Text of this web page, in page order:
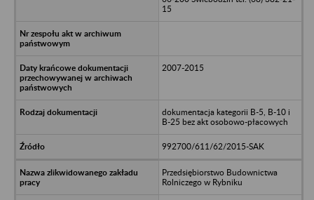
15
2007-2015
dokumentacja kategorii B-5, B-10 i
B-25 bez akt osobowo-płacowych
992700/611/62/2015-SAK
Przedsiębiorstwo Budownictwa
Rolniczego w Rybniku